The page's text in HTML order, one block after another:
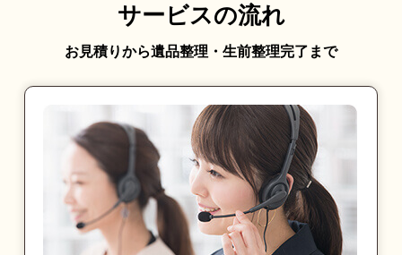
サービスの流れ
お見積りから遺品整理・生前整理完了まで